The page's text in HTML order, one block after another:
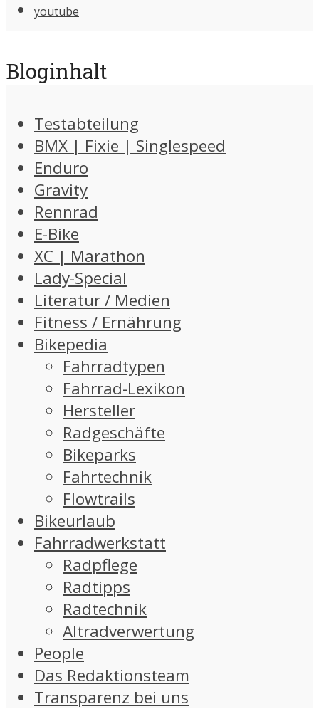
youtube
Bloginhalt
Testabteilung
BMX | Fixie | Singlespeed
Enduro
Gravity
Rennrad
E-Bike
XC | Marathon
Lady-Special
Literatur / Medien
Fitness / Ernährung
Bikepedia
Fahrradtypen
Fahrrad-Lexikon
Hersteller
Radgeschäfte
Bikeparks
Fahrtechnik
Flowtrails
Bikeurlaub
Fahrradwerkstatt
Radpflege
Radtipps
Radtechnik
Altradverwertung
People
Das Redaktionsteam
Transparenz bei uns